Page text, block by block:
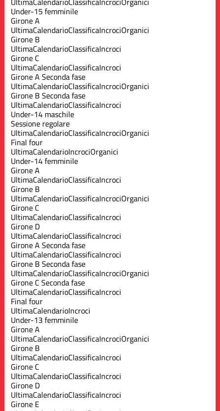
Under-15 femminile
Girone A
UltimaCalendarioClassificaIncrociOrganici
Girone B
UltimaCalendarioClassificaIncroci
Girone C
UltimaCalendarioClassificaIncroci
Girone A Seconda fase
UltimaCalendarioClassificaIncrociOrganici
Girone B Seconda fase
UltimaCalendarioClassificaIncroci
Under-14 maschile
Sessione regolare
UltimaCalendarioClassificaIncrociOrganici
Final four
UltimaCalendarioIncrociOrganici
Under-14 femminile
Girone A
UltimaCalendarioClassificaIncroci
Girone B
UltimaCalendarioClassificaIncrociOrganici
Girone C
UltimaCalendarioClassificaIncroci
Girone D
UltimaCalendarioClassificaIncroci
Girone A Seconda fase
UltimaCalendarioClassificaIncroci
Girone B Seconda fase
UltimaCalendarioClassificaIncrociOrganici
Girone C Seconda fase
UltimaCalendarioClassificaIncroci
Final four
UltimaCalendarioIncroci
Under-13 femminile
Girone A
UltimaCalendarioClassificaIncrociOrganici
Girone B
UltimaCalendarioClassificaIncroci
Girone C
UltimaCalendarioClassificaIncroci
Girone D
UltimaCalendarioClassificaIncroci
Girone E